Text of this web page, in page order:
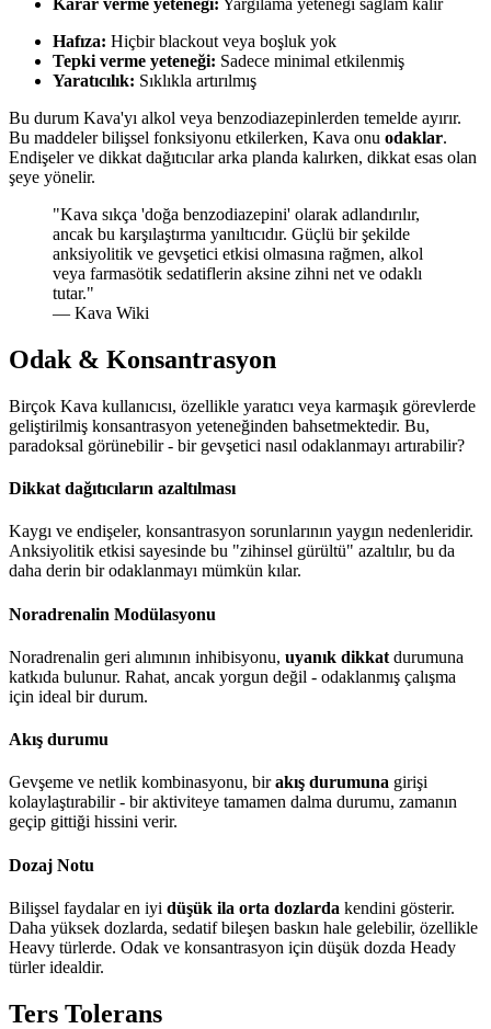
Karar verme yeteneği: Yargılama yeteneği sağlam kalır
Hafıza: Hiçbir blackout veya boşluk yok
Tepki verme yeteneği: Sadece minimal etkilenmiş
Yaratıcılık: Sıklıkla artırılmış
Bu durum Kava'yı alkol veya benzodiazepinlerden temelde ayırır.
Bu maddeler bilişsel fonksiyonu etkilerken, Kava onu odaklar.
Endişeler ve dikkat dağıtıcılar arka planda kalırken, dikkat esas olan
şeye yönelir.
"Kava sıkça 'doğa benzodiazepini' olarak adlandırılır,
ancak bu karşılaştırma yanıltıcıdır. Güçlü bir şekilde
anksiyolitik ve gevşetici etkisi olmasına rağmen, alkol
veya farmasötik sedatiflerin aksine zihni net ve odaklı
tutar."
— Kava Wiki
Odak & Konsantrasyon
Birçok Kava kullanıcısı, özellikle yaratıcı veya karmaşık görevlerde
geliştirilmiş konsantrasyon yeteneğinden bahsetmektedir. Bu,
paradoksal görünebilir - bir gevşetici nasıl odaklanmayı artırabilir?
Dikkat dağıtıcıların azaltılması
Kaygı ve endişeler, konsantrasyon sorunlarının yaygın nedenleridir.
Anksiyolitik etkisi sayesinde bu "zihinsel gürültü" azaltılır, bu da
daha derin bir odaklanmayı mümkün kılar.
Noradrenalin Modülasyonu
Noradrenalin geri alımının inhibisyonu, uyanık dikkat durumuna
katkıda bulunur. Rahat, ancak yorgun değil - odaklanmış çalışma
için ideal bir durum.
Akış durumu
Gevşeme ve netlik kombinasyonu, birakış durumuna girişi
kolaylaştırabilir - bir aktiviteye tamamen dalma durumu, zamanın
geçip gittiği hissini verir.
Dozaj Notu
Bilişsel faydalar en iyi düşük ila orta dozlarda kendini gösterir.
Daha yüksek dozlarda, sedatif bileşen baskın hale gelebilir, özellikle
Heavy türlerde. Odak ve konsantrasyon için düşük dozda Heady
türler idealdir.
Ters Tolerans